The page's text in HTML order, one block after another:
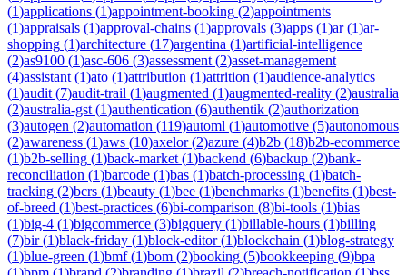
(1)applications (1)appointment-booking (2)appointments
(1)appraisals (1)approval-chains (1)approvals (3)apps (1)ar(1)ar-
shopping (1)architecture (17)argentina (1)artificial-intelligence
(2)as9100 (1)asc-606 (3)assessment (2)asset-management
(4)assistant (1)ato (1)attribution (1)attrition (1)audience-analytics
(1)audit (7)audit-trail (1)augmented (1)augmented-reality (2)australia
(2)australia-gst (1)authentication (6)authentik (2)authorization
(3)autogen (2)automation (119)automl (1)automotive (5)autonomous
(2)awareness (1)aws (10)axelor(2)azure (4)b2b (18)b2b-ecommerce
(1)b2b-selling (1)back-market (1)backend (6)backup (2)bank-
reconciliation (1)barcode (1)bas (1)batch-processing (1)batch-
tracking (2)bcrs (1)beauty (1)bee (1)benchmarks (1)benefits (1)best-
of-breed (1)best-practices (6)bi-comparison (8)bi-tools (1)bias
(1)big-4 (1)bigcommerce (3)bigquery (1)billable-hours (1)billing
(7)bir(1)black-friday (1)block-editor(1)blockchain (1)blog-strategy
(1)blue-green (1)bmf(1)bom (2)booking (5)bookkeeping (9)bpa